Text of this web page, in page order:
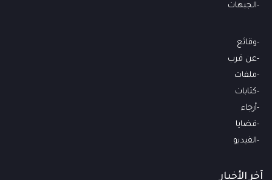
الجبهات
وقائع
عن قرب
ملفات
كتابات
أرجاء
قضايا
الفيديو
آخر الأخبار